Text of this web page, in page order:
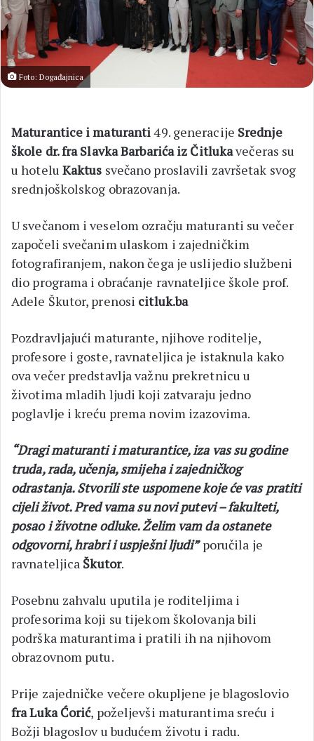
Foto: Događajnica
Maturantice i maturanti49. generacije Srednje
škole dr. fra Slavka Barbarića iz Čitlukavečeras su
u hotelu Kaktus svečano proslavili završetak svog
srednjoškolskog obrazovanja.
U svečanom i veselom ozračju maturanti su večer
započeli svečanim ulaskom i zajedničkim
fotografiranjem, nakon čega je uslijedio službeni
dio programa i obraćanje ravnateljice škole prof.
Adele Škutor, prenosi citluk.ba
Pozdravljajući maturante, njihove roditelje,
profesore i goste, ravnateljica je istaknula kako
ova večer predstavlja važnu prekretnicu u
životima mladih ljudi koji zatvaraju jedno
poglavlje i kreću prema novim izazovima.
“Dragi maturanti i maturantice, iza vas su godine
truda, rada, učenja, smijeha i zajedničkog
odrastanja. Stvorili ste uspomene koje će vas pratiti
cijeli život. Pred vama su novi putevi – fakulteti,
posao i životne odluke. Želim vam da ostanete
odgovorni, hrabri i uspješni ljudi”poručila je
ravnateljica Škutor.
Posebnu zahvalu uputila je roditeljima i
profesorima koji su tijekom školovanja bili
podrška maturantima i pratili ih na njihovom
obrazovnom putu.
Prije zajedničke večere okupljene je blagoslovio
fra Luka Ćorić, poželjevši maturantima sreću i
Božji blagoslov u budućem životu i radu.